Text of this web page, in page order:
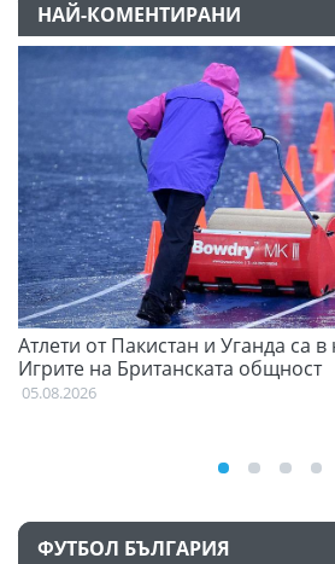
НАЙ-КОМЕНТИРАНИ
Атлети от Пакистан и Уганда са в
Игрите на Британската общност
05.08.2026
ФУТБОЛ БЪЛГАРИЯ